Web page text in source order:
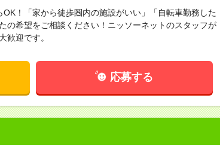
OK！「家から徒歩圏内の施設がいい」「自転車勤務した
の希望をご相談ください！ニッソーネットのスタッフが
歓迎です。
応募する